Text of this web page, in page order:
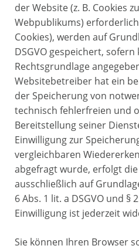
der Website (z. B. Cookies
Webpublikums)
Cookies), werden auf
DSGVO gespeichert,
Rechtsgrundlage
Websitebetreiber hat ein
der Speicherung von
technisch fehlerfreien und
Bereitstellung seiner
Einwilligung zur
vergleichbaren
abgefragt wurde, erfolgt
ausschließlich auf
6 Abs. 1 lit. a DSGVO und §
Einwilligung ist jederzeit
Sie können Ihren Browser